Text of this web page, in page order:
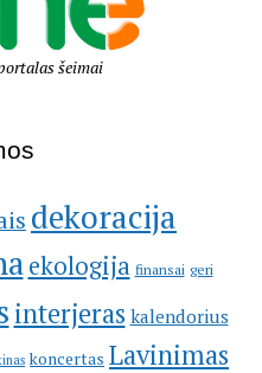
šeimai
dekoracija
ekologija finansai geri
interjeras kalendorius
koncertas Lavinimas